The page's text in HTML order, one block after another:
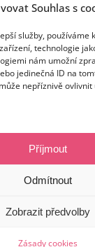
Souhlas s
služby, používáme
technologie
nám umožní
jedinečná ID na
nepříznivě
Příjmout
Odmítnout
Zobrazit předvolby
Zásady cookies